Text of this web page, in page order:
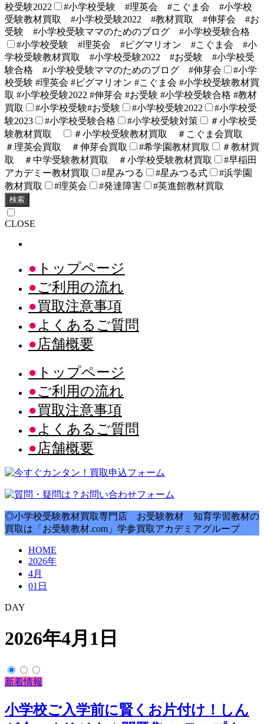
校受験2022
#小学校受験 #理英会 #こぐま会 #小学校
受験教材買取 #小学校受験2022 #教材買取 #伸芽会 #お
受験 #小学校受験ママのためのブログ #小学校受験合格
#小学校受験 #理英会 #ピグマリオン #こぐま会 #小
学校受験教材買取 #小学校受験2022 #お受験 #小学校受
験合格 #小学校受験ママのためのブログ #伸芽会
#小学
校受験 #理英会 #ピグマリオン #こぐま会 #小学校受験教材買
取 #小学校受験2022 #伸芽会 #お受験 #小学校受験合格 #教材
買取
#小学校受験#お受験 #小学校受験2022
#小学校受
験2023
#小学校受験合格 #小学校受験対策
＃小学校受
験教材買取
＃小学校受験教材買取 ＃こぐま会買取
＃理英会買取 ＃伸芽会買取
#希学園教材買取
＃教材買
取 ＃中学受験教材買取 ＃小学校受験教材買取
#早稲田
アカデミー教材買取
#星みつる #星みつる式
#浜学園
教材買取
#理英会 #発達障害 #英進館教材買取
検索
CLOSE
トップページ
ご利用の流れ
買取注意事項
よくあるご質問
店舗概要
トップページ
ご利用の流れ
買取注意事項
よくあるご質問
店舗概要
◎小学校受験教材買取専門店 お受験教材 知育学習教材の
買取は「お受験教材.com」学参買取アカデミアグループ
HOME
2026年
4月
01日
DAY
2026年4月1日
新着情報
小学校ご入学前に賢くお片付け！しん